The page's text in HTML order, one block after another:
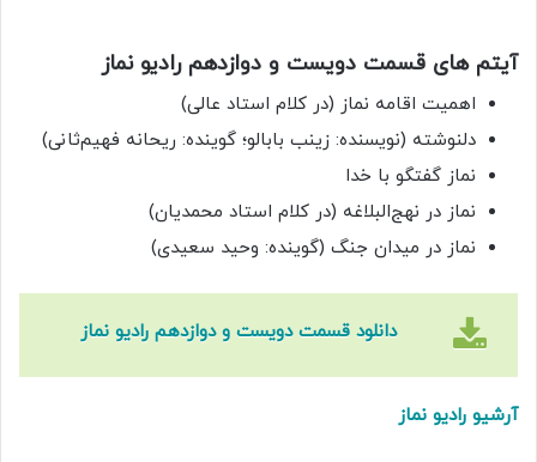
آیتم های قسمت دویست و دوازدهم رادیو نماز
اهمیت اقامه نماز (در کلام استاد عالی)
دلنوشته (نویسنده: زینب بابالو؛ گوینده: ریحانه فهیم‌ثانی)
نماز گفتگو با خدا
نماز در نهج‌البلاغه (در کلام استاد محمدیان)
نماز در میدان جنگ (گوینده: وحید سعیدی)
دانلود قسمت دویست و دوازدهم رادیو نماز
آرشیو رادیو نماز